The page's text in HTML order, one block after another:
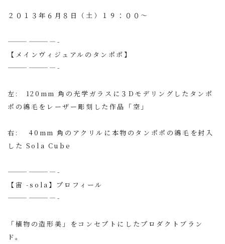
２０１３年６月８日（土）１９：００〜
———————-
【メインヴィジュアルのタンポポ】
———————-
左: 120mm 角の光学ガラスに３Dモデリングしたタンポ
ポの綿毛をレーザー彫刻した作品「空」
右: 40mm 角のアクリルに本物のタンポポの綿毛を封入
した Sola Cube
———————-
【宙 -sola】プロフィール
———————-
「植物の造形美」をコンセプトにしたプロダクトブラン
ド。